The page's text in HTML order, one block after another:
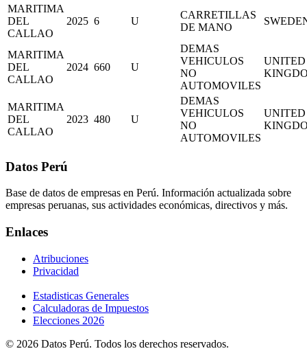
MARITIMA
DEL
CALLAO
2025 6 U
CARRETILLAS
DE MANO
MARITIMA
DEL
CALLAO
2024 660 U
DEMAS
VEHICULOS
NO
AUTOMOVILES
UNITED
MARITIMA
DEL
CALLAO
2023 480 U
DEMAS
VEHICULOS
NO
AUTOMOVILES
UNITED
Datos Perú
Base de datos de empresas en Perú. Información actualizada sobre
empresas peruanas, sus actividades económicas, directivos y más.
Enlaces
Atribuciones
Privacidad
Estadisticas Generales
Calculadoras de Impuestos
Elecciones 2026
© 2026 Datos Perú. Todos los derechos reservados.